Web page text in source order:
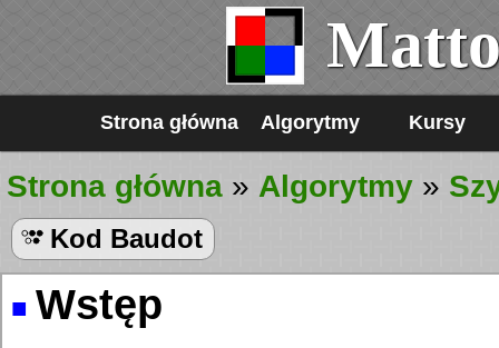
Strona główna Algorytmy Kursy
Strona główna » Algorytmy »
Kod Baudot
Wstęp